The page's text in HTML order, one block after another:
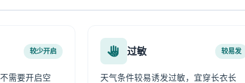
较少开启
需要开启空
过敏 较易发
天气条件较易诱发过敏，宜穿长衣长